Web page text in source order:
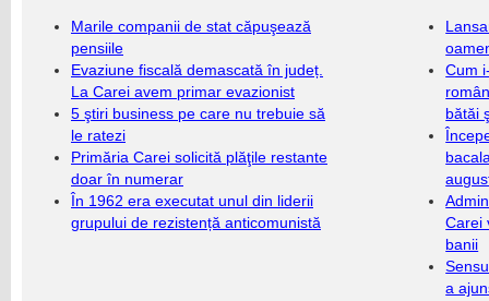
Marile companii de stat căpuşează
pensiile
Evaziune fiscală demascată în județ.
La Carei avem primar evazionist
5 ştiri business pe care nu trebuie să
le ratezi
Primăria Carei solicită plăţile restante
doar în numerar
În 1962 era executat unul din liderii
grupului de rezistență anticomunistă
Cum
bătăi
Carei
banii
a